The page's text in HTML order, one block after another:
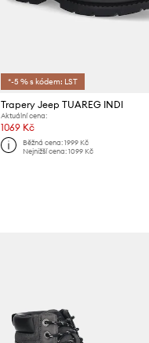
*-5 % s kódem: LST
Trapery Jeep TUAREG INDI
Aktuální cena:
1069 Kč
Běžná cena: 1999 Kč
Nejnižší cena: 1099 Kč